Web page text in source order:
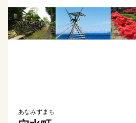
あなみずまち